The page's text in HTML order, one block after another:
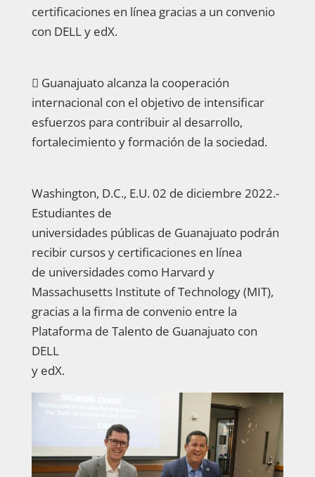
certificaciones en línea gracias a un convenio
con DELL y edX.
 Guanajuato alcanza la cooperación
internacional con el objetivo de intensificar
esfuerzos para contribuir al desarrollo,
fortalecimiento y formación de la sociedad.
Washington, D.C., E.U. 02 de diciembre 2022.-
Estudiantes de
universidades públicas de Guanajuato podrán
recibir cursos y certificaciones en línea
de universidades como Harvard y
Massachusetts Institute of Technology (MIT),
gracias a la firma de convenio entre la
Plataforma de Talento de Guanajuato con
DELL
y edX.